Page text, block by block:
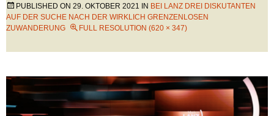
PUBLISHED ON 29. OKTOBER 2021 IN BEI LANZ DREI DISKUTANTEN
AUF DER SUCHE NACH DER WIRKLICH GRENZENLOSEN
ZUWANDERUNG
FULL RESOLUTION (620 × 347)